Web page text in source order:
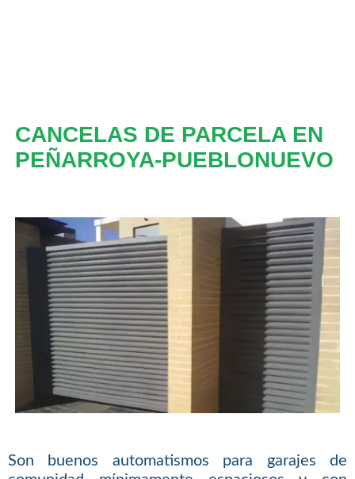
CANCELAS DE PARCELA EN
PEÑARROYA-PUEBLONUEVO
Son buenos automatismos para garajes de